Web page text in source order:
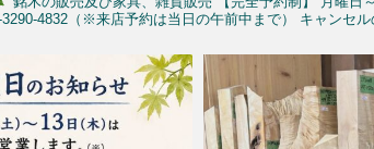
4832（※来店予約は当日の午前中まで） キャンセル